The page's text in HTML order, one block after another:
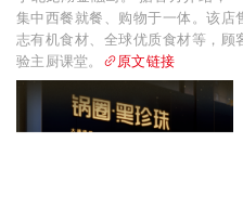
集中西餐就餐、购物于一体。该
志有机食材、全球优质食材等，
验主厨课堂。
原文链接